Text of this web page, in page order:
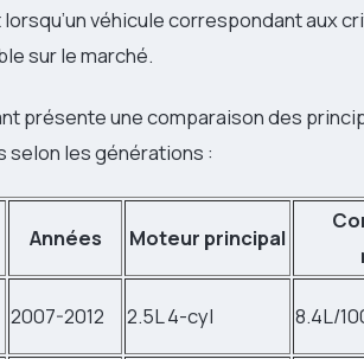
véhicule correspondant aux
sur le marché.
présente une comparaison des
les générations :
Années Moteur principal
2007-2012 2.5L 4-cyl 8.4L/